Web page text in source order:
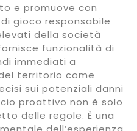
e promuove con
gioco responsabile
della società
funzionalità di
immediati a
territorio come
sui potenziali danni
proattivo non è solo
delle regole. È una